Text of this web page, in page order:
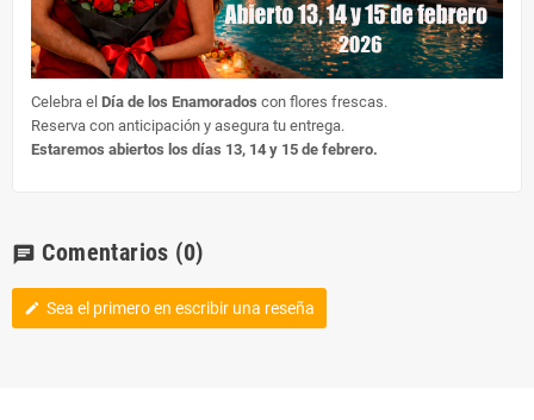
Celebra el Día de los Enamorados con flores frescas.
Reserva con anticipación y asegura tu entrega.
Estaremos abiertos los días 13, 14 y 15 de febrero.
chat Comentarios (0)
edit Sea el primero en escribir una reseña